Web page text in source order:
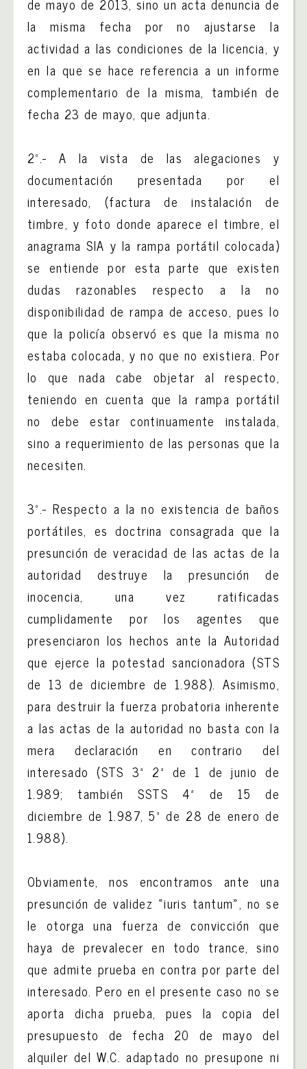
de mayo de 2013, sino un acta denuncia de
la misma fecha por no ajustarse la
actividad a las condiciones de la licencia, y
en la que se hace referencia a un informe
complementario de la misma, también de
fecha 23 de mayo, que adjunta.
2º.- A la vista de las alegaciones y
documentación presentada por el
interesado, (factura de instalación de
timbre, y foto donde aparece el timbre, el
anagrama SIA y la rampa portátil colocada)
se entiende por esta parte que existen
dudas razonables respecto a la no
disponibilidad de rampa de acceso, pues lo
que la policía observó es que la misma no
estaba colocada, y no que no existiera. Por
lo que nada cabe objetar al respecto,
teniendo en cuenta que la rampa portátil
no debe estar continuamente instalada,
sino a requerimiento de las personas que la
necesiten.
3º.- Respecto a la no existencia de baños
portátiles, es doctrina consagrada que la
presunción de veracidad de las actas de la
autoridad destruye la presunción de
inocencia, una vez ratificadas
cumplidamente por los agentes que
presenciaron los hechos ante la Autoridad
que ejerce la potestad sancionadora (STS
de 13 de diciembre de 1.988). Asimismo,
para destruir la fuerza probatoria inherente
a las actas de la autoridad no basta con la
mera declaración en contrario del
interesado (STS 3ª 2ª de 1 de junio de
1.989; también SSTS 4ª de 15 de
diciembre de 1.987, 5ª de 28 de enero de
1.988).
Obviamente, nos encontramos ante una
presunción de validez «iuris tantum», no se
le otorga una fuerza de convicción que
haya de prevalecer en todo trance, sino
que admite prueba en contra por parte del
interesado. Pero en el presente caso no se
aporta dicha prueba, pues la copia del
presupuesto de fecha 20 de mayo del
alquiler del W.C. adaptado no presupone ni